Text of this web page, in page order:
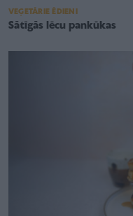
VEĢETĀRIE ĒDIENI
Sātīgās lēcu pankūkas